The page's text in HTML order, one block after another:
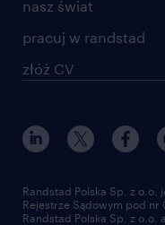
nasz świat
pracuj w randstad
złóż CV
Randstad Polska Sp. z o.o.
Rejestrze Sądowym pod nr
Randstad Polska Sp. z o.o.